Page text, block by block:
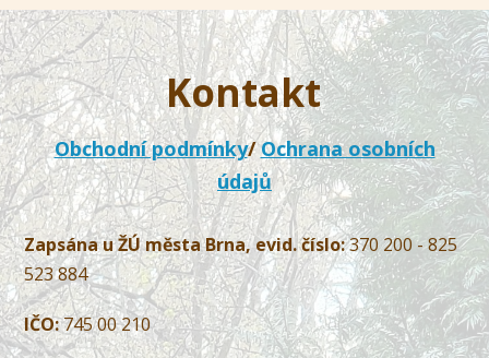
Kontakt
Obchodní podmínky/Ochrana osobních
údajů
Zapsána u ŽÚ města Brna, evid. číslo:370 200 - 825
523 884
IČO:745 00 210